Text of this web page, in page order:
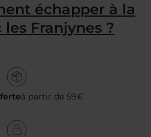
échapper à la
Franjynes ?
à partir de 59€